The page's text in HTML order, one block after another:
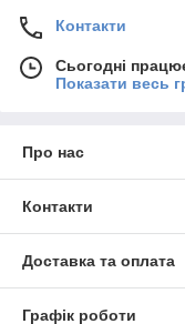
Контакти
Сьогодні
Показати весь
Про нас
Контакти
Доставка та оплата
Графік роботи